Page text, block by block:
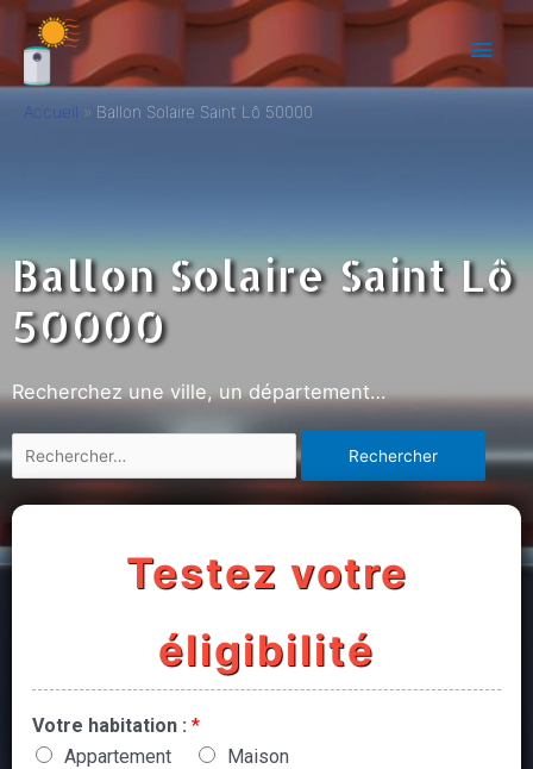
Accueil Ballon Solaire Saint Lô 50000
Ballon Solaire Saint Lô
50000
Recherchez une ville, un département…
Testez votre
éligibilité
Votre habitation : *
Appartement
Maison